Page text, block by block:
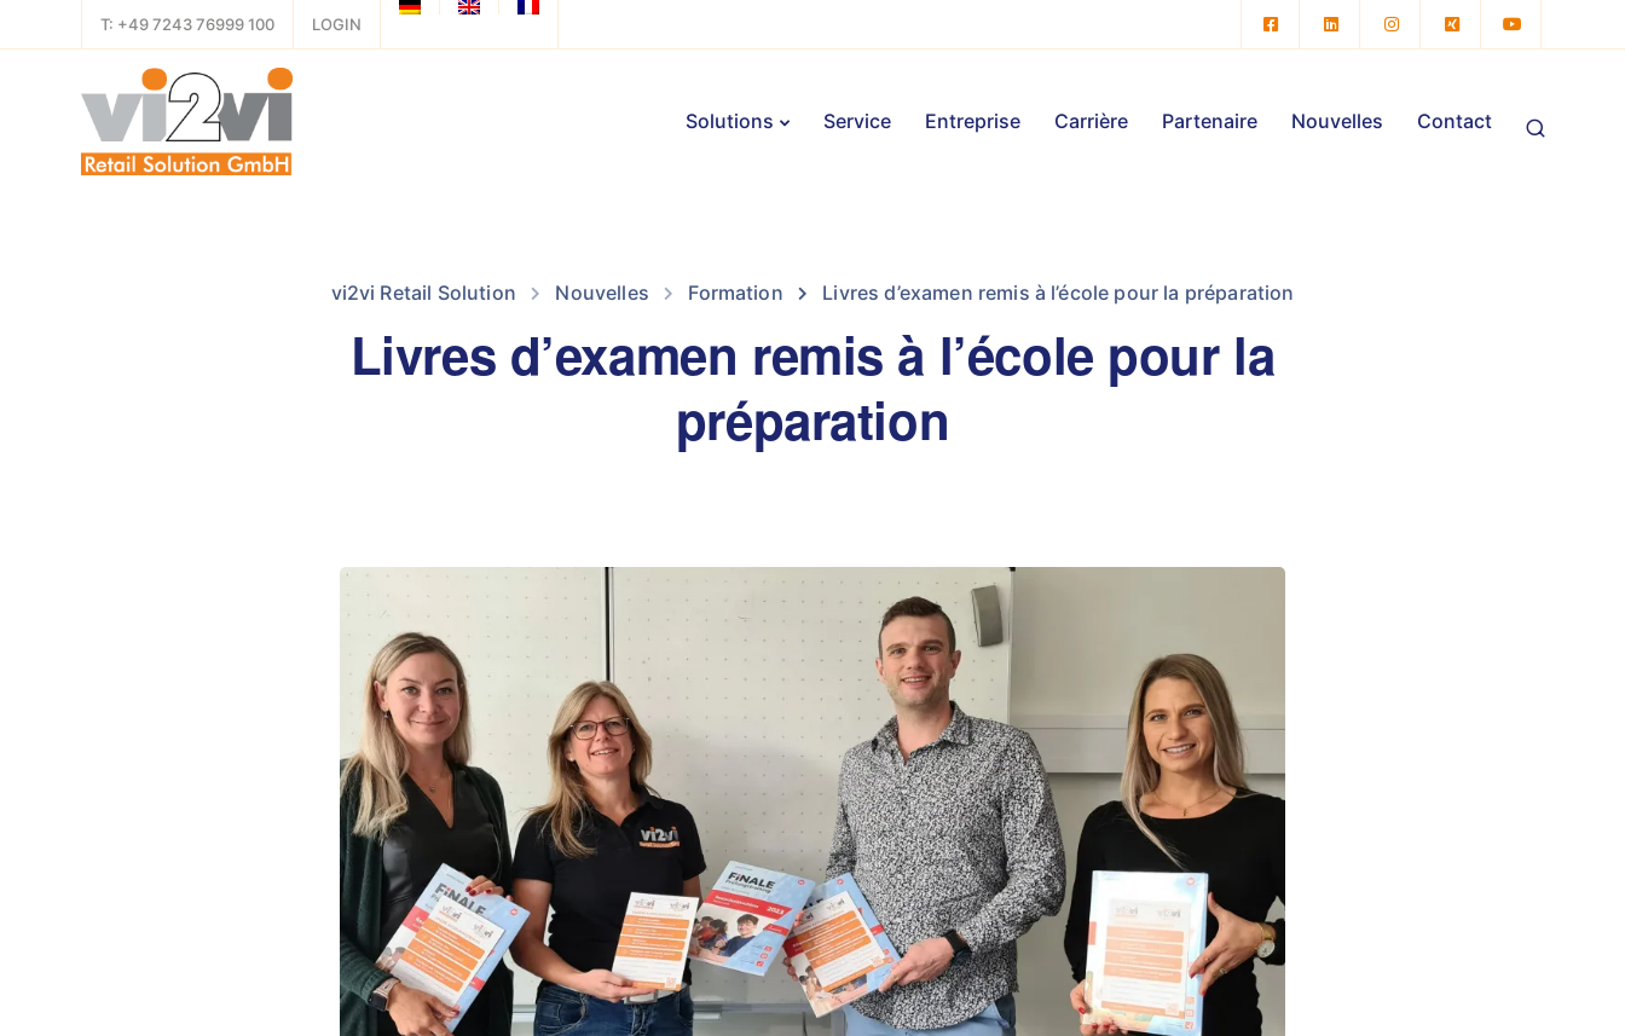
T: +49 7243 76999 100 LOGIN
Solutions Service Entreprise Carrière Partenaire Nouvelles Contact
vi2vi Retail Solution Nouvelles Formation Livres d’examen remis à l’école pour la préparation
Livres d’examen remis à l’école pour la
préparation